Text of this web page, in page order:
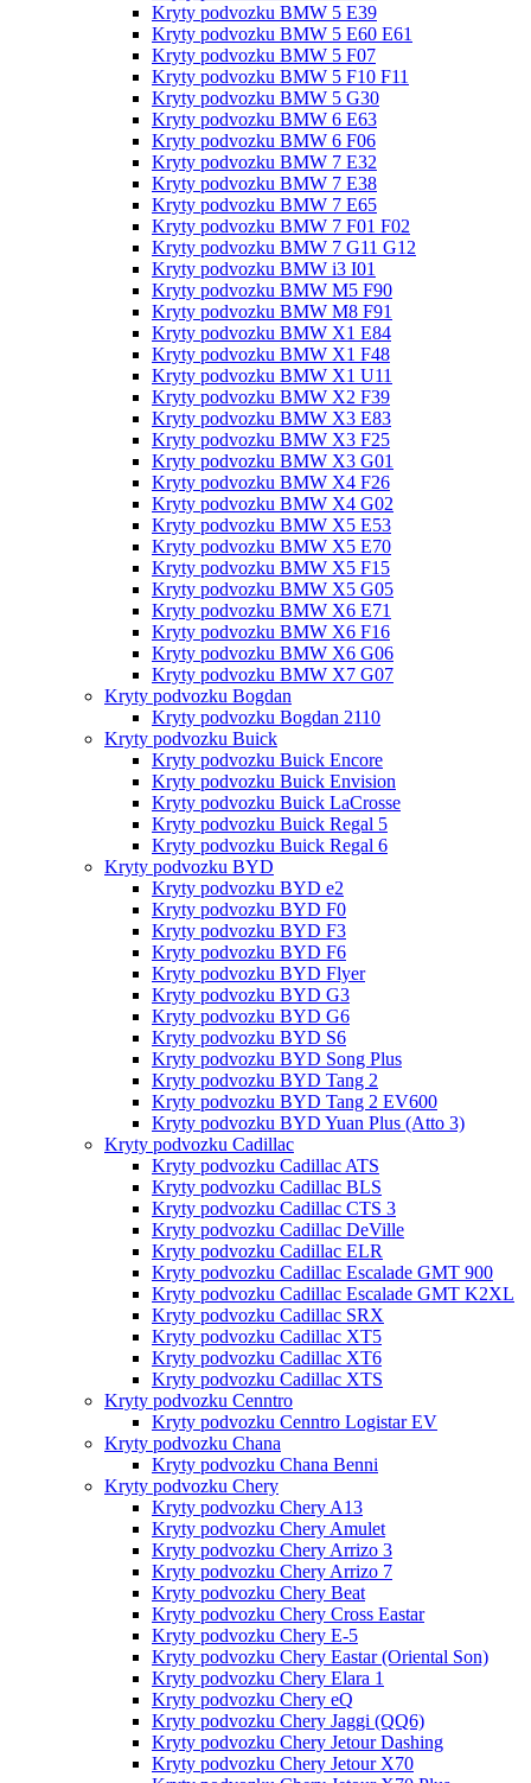
Kryty podvozku BMW 5 E39
Kryty podvozku BMW 5 E60 E61
Kryty podvozku BMW 5 F07
Kryty podvozku BMW 5 F10 F11
Kryty podvozku BMW 5 G30
Kryty podvozku BMW 6 E63
Kryty podvozku BMW 6 F06
Kryty podvozku BMW 7 E32
Kryty podvozku BMW 7 E38
Kryty podvozku BMW 7 E65
Kryty podvozku BMW 7 F01 F02
Kryty podvozku BMW 7 G11 G12
Kryty podvozku BMW i3 I01
Kryty podvozku BMW M5 F90
Kryty podvozku BMW M8 F91
Kryty podvozku BMW X1 E84
Kryty podvozku BMW X1 F48
Kryty podvozku BMW X1 U11
Kryty podvozku BMW X2 F39
Kryty podvozku BMW X3 E83
Kryty podvozku BMW X3 F25
Kryty podvozku BMW X3 G01
Kryty podvozku BMW X4 F26
Kryty podvozku BMW X4 G02
Kryty podvozku BMW X5 E53
Kryty podvozku BMW X5 E70
Kryty podvozku BMW X5 F15
Kryty podvozku BMW X5 G05
Kryty podvozku BMW X6 E71
Kryty podvozku BMW X6 F16
Kryty podvozku BMW X6 G06
Kryty podvozku BMW X7 G07
Kryty podvozku Bogdan
Kryty podvozku Bogdan 2110
Kryty podvozku Buick
Kryty podvozku Buick Encore
Kryty podvozku Buick Envision
Kryty podvozku Buick LaCrosse
Kryty podvozku Buick Regal 5
Kryty podvozku Buick Regal 6
Kryty podvozku BYD
Kryty podvozku BYD e2
Kryty podvozku BYD F0
Kryty podvozku BYD F3
Kryty podvozku BYD F6
Kryty podvozku BYD Flyer
Kryty podvozku BYD G3
Kryty podvozku BYD G6
Kryty podvozku BYD S6
Kryty podvozku BYD Song Plus
Kryty podvozku BYD Tang 2
Kryty podvozku BYD Tang 2 EV600
Kryty podvozku BYD Yuan Plus (Atto 3)
Kryty podvozku Cadillac
Kryty podvozku Cadillac ATS
Kryty podvozku Cadillac BLS
Kryty podvozku Cadillac CTS 3
Kryty podvozku Cadillac DeVille
Kryty podvozku Cadillac ELR
Kryty podvozku Cadillac Escalade GMT 900
Kryty podvozku Cadillac Escalade GMT K2XL
Kryty podvozku Cadillac SRX
Kryty podvozku Cadillac XT5
Kryty podvozku Cadillac XT6
Kryty podvozku Cadillac XTS
Kryty podvozku Cenntro
Kryty podvozku Cenntro Logistar EV
Kryty podvozku Chana
Kryty podvozku Chana Benni
Kryty podvozku Chery
Kryty podvozku Chery A13
Kryty podvozku Chery Amulet
Kryty podvozku Chery Arrizo 3
Kryty podvozku Chery Arrizo 7
Kryty podvozku Chery Beat
Kryty podvozku Chery Cross Eastar
Kryty podvozku Chery E-5
Kryty podvozku Chery Eastar (Oriental Son)
Kryty podvozku Chery Elara 1
Kryty podvozku Chery eQ
Kryty podvozku Chery Jaggi (QQ6)
Kryty podvozku Chery Jetour Dashing
Kryty podvozku Chery Jetour X70